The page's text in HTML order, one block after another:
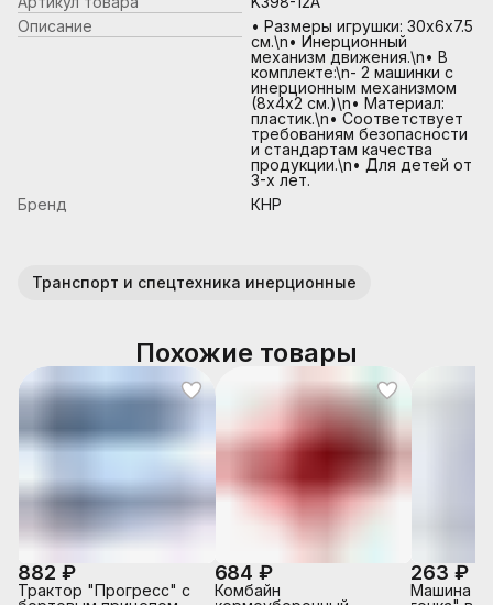
Описание
• Размеры игрушки: 30х6х7.5
см.\n• Инерционный
механизм движения.\n• В
комплекте:\n- 2 машинки с
инерционным механизмом
(8х4х2 см.)\n• Материал:
пластик.\n• Соответствует
требованиям безопасности
и стандартам качества
продукции.\n• Для детей от
3-х лет.
Бренд
КНР
Транспорт и спецтехника инерционные
Похожие товары
882 ₽
Трактор "Прогресс" с
684 ₽
Комбайн
263 ₽
Машина